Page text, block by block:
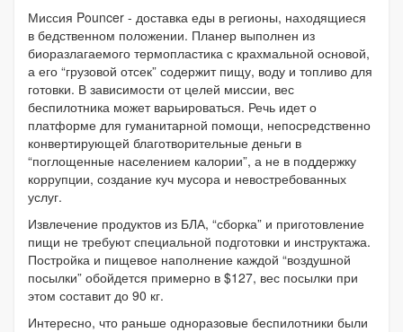
Миссия Pouncer - доставка еды в регионы, находящиеся
в бедственном положении. Планер выполнен из
биоразлагаемого термопластика с крахмальной основой,
а его “грузовой отсек” содержит пищу, воду и топливо для
готовки. В зависимости от целей миссии, вес
беспилотника может варьироваться. Речь идет о
платформе для гуманитарной помощи, непосредственно
конвертирующей благотворительные деньги в
“поглощенные населением калории”, а не в поддержку
коррупции, создание куч мусора и невостребованных
услуг.
Извлечение продуктов из БЛА, “сборка” и приготовление
пищи не требуют специальной подготовки и инструктажа.
Постройка и пищевое наполнение каждой “воздушной
посылки” обойдется примерно в $127, вес посылки при
этом составит до 90 кг.
Интересно, что раньше одноразовые беспилотники были